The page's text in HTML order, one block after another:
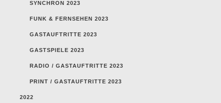
SYNCHRON 2023
FUNK & FERNSEHEN 2023
GASTAUFTRITTE 2023
GASTSPIELE 2023
RADIO / GASTAUFTRITTE 2023
PRINT / GASTAUFTRITTE 2023
2022